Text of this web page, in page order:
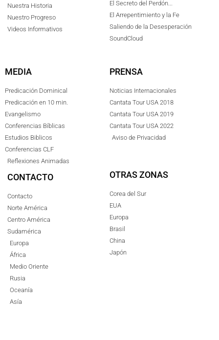
Nuestra Historia
Nuestro Progreso
Videos Informativos
El Secreto del Perdón...
El Arrepentimiento y la Fe
Saliendo de la Desesperación
SoundCloud
MEDIA
Predicación Dominical
Predicación en 10 min.
Evangelismo
Conferencias Bíblicas
Estudios Biblicos
Conferencias CLF
Reflexiones Animadas
PRENSA
Noticias Internacionales
Cantata Tour USA 2018
Cantata Tour USA 2019
Cantata Tour USA 2022
Aviso de Privacidad
CONTACTO
Contacto
Norte América
Centro América
Sudamérica
Europa
África
Medio Oriente
Rusia
Oceanía
Asía
OTRAS ZONAS
Corea del Sur
EUA
Europa
Brasil
China
Japón